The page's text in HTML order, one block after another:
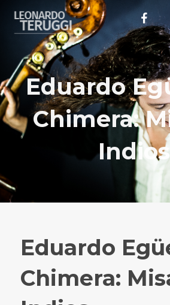
Eduardo
Chimera:
Indios
Eduardo
Chimera: